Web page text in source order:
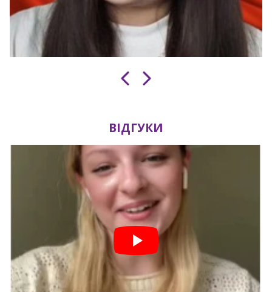
ВІДГУКИ
Завантаження таймера...
Встигніть записатися